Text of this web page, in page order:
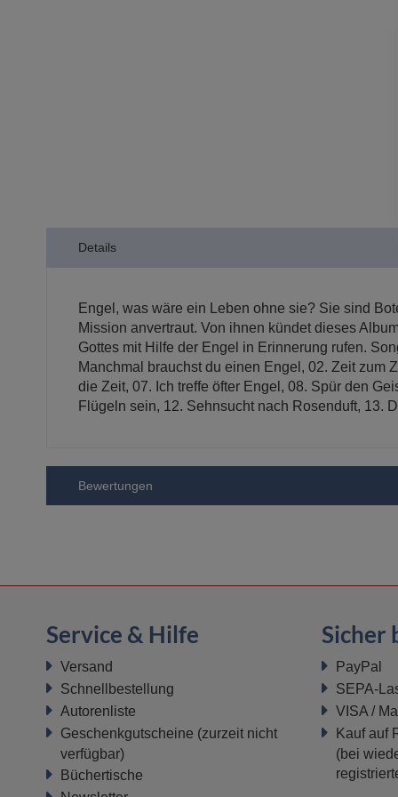
Details
Engel, was wäre ein Leben ohne sie? Sie sind
Mission anvertraut. Von ihnen kündet dieses
Gottes mit Hilfe der Engel in Erinnerung rufen.
Manchmal brauchst du einen Engel, 02. Zeit zum
die Zeit, 07. Ich treffe öfter Engel, 08. Spür den
Flügeln sein, 12. Sehnsucht nach Rosenduft, 13.
Bewertungen
Service & Hilfe
Versand
Schnellbestellung
Autorenliste
Geschenkgutscheine (zurzeit nicht
verfügbar)
Büchertische
Sicher
PayPal
SEPA-
VISA /
Kauf auf
(bei